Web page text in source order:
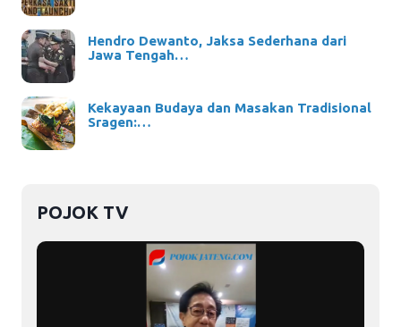
Hendro Dewanto, Jaksa Sederhana dari
Jawa Tengah…
Kekayaan Budaya dan Masakan Tradisional
Sragen:…
POJOK TV